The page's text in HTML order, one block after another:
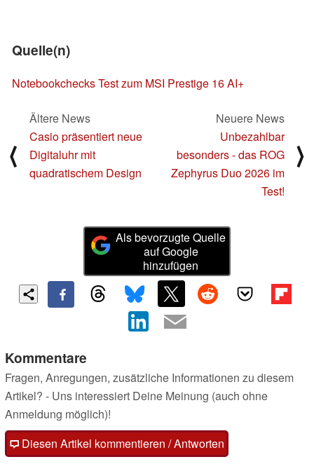
Quelle(n)
Notebookchecks Test zum MSI Prestige 16 AI+
⟨
Ältere News
Casio präsentiert neue
Digitaluhr mit
quadratischem Design
Neuere News
Unbezahlbar
besonders - das ROG
Zephyrus Duo 2026 im
Test!
⟩
Als bevorzugte Quelle
auf Google
hinzufügen
Kommentare
Fragen, Anregungen, zusätzliche Informationen zu diesem
Artikel? - Uns interessiert Deine Meinung (auch ohne
Anmeldung möglich)!
Diesen Artikel kommentieren / Antworten